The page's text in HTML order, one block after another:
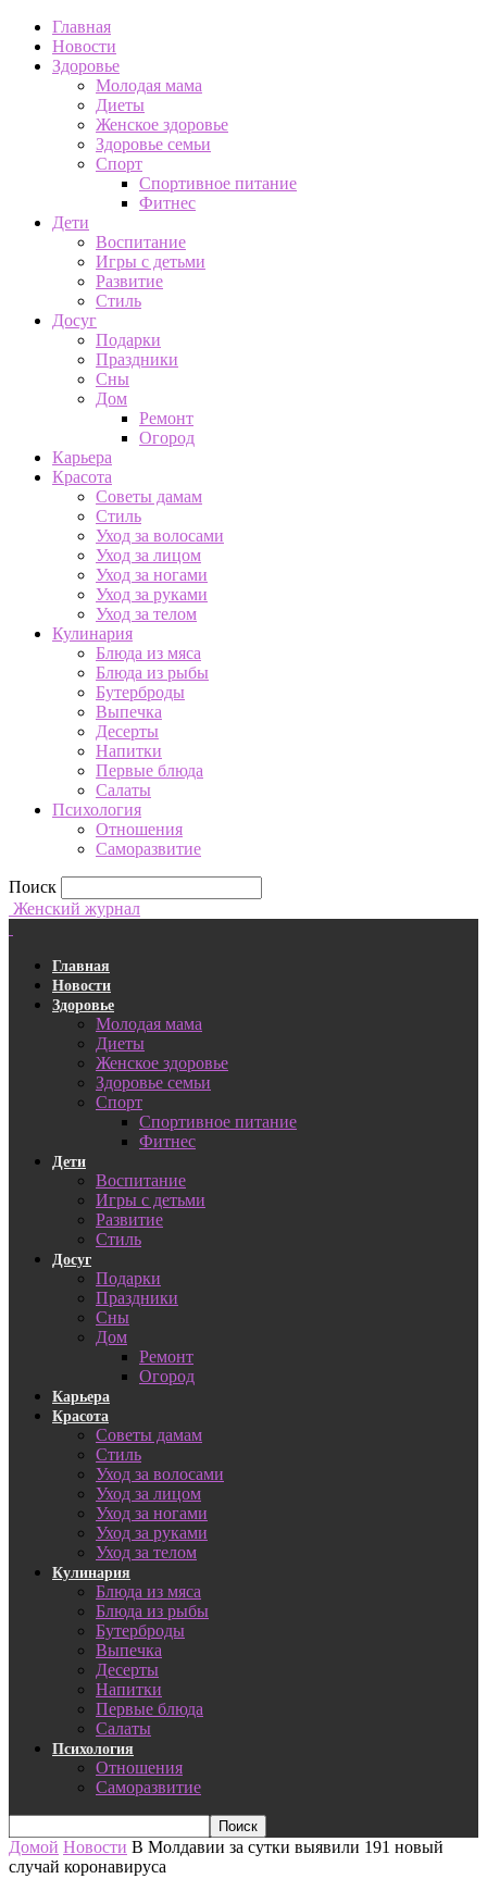
Главная
Новости
Здоровье
Молодая мама
Диеты
Женское здоровье
Здоровье семьи
Спорт
Спортивное питание
Фитнес
Дети
Воспитание
Игры с детьми
Развитие
Стиль
Досуг
Подарки
Праздники
Сны
Дом
Ремонт
Огород
Карьера
Красота
Советы дамам
Стиль
Уход за волосами
Уход за лицом
Уход за ногами
Уход за руками
Уход за телом
Кулинария
Блюда из мяса
Блюда из рыбы
Бутерброды
Выпечка
Десерты
Напитки
Первые блюда
Салаты
Психология
Отношения
Саморазвитие
Поиск
Женский журнал
Главная
Новости
Здоровье
Молодая мама
Диеты
Женское здоровье
Здоровье семьи
Спорт
Спортивное питание
Фитнес
Дети
Воспитание
Игры с детьми
Развитие
Стиль
Досуг
Подарки
Праздники
Сны
Дом
Ремонт
Огород
Карьера
Красота
Советы дамам
Стиль
Уход за волосами
Уход за лицом
Уход за ногами
Уход за руками
Уход за телом
Кулинария
Блюда из мяса
Блюда из рыбы
Бутерброды
Выпечка
Десерты
Напитки
Первые блюда
Салаты
Психология
Отношения
Саморазвитие
Домой Новости В Молдавии за сутки выявили 191 новый
случай коронавируса